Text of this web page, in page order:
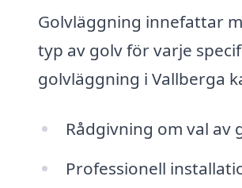
Golvläggning innefattar
typ av golv för varje
golvläggning i Vallberga
Rådgivning om val
Professionell